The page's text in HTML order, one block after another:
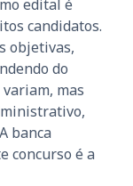
edital é
candidatos.
objetivas,
do
mas
banca
concurso é a